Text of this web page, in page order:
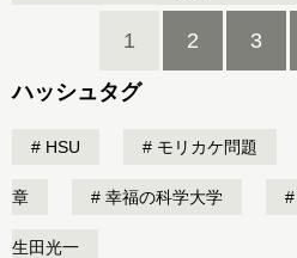
1 2 3
ハッシュタグ
HSU モリカケ問題
章 幸福の科学大学
生田光一